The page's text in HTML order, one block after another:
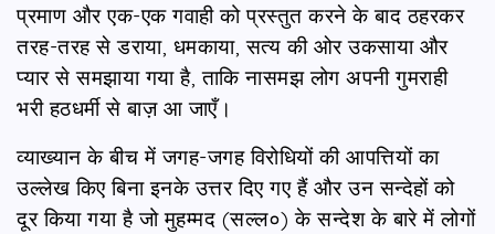
प्रमाण और एक-एक गवाही को प्रस्तुत करने के बाद ठहरकर
तरह-तरह से डराया, धमकाया, सत्य की ओर उकसाया और
प्यार से समझाया गया है, ताकि नासमझ लोग अपनी गुमराही
भरी हठधर्मी से बाज़ आ जाएँ।
व्याख्यान के बीच में जगह-जगह विरोधियों की आपत्तियों का
उल्लेख किए बिना इनके उत्तर दिए गए हैं और उन सन्देहों को
दूर किया गया है जो मुहम्मद (सल्ल०) के सन्देश के बारे में लोगों